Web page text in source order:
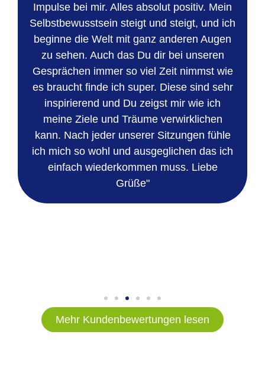
Impulse bei mir. Alles absolut positiv. Mein
Selbstbewusstsein steigt und steigt, und ich
beginne die Welt mit ganz anderen Augen
zu sehen. Auch das Du dir bei unseren
Gesprächen immer so viel Zeit nimmst wie
es braucht finde ich super. Diese sind sehr
inspirierend und Du zeigst mir wie ich
meine Ziele und Träume verwirklichen
kann. Nach jeder unserer Sitzungen fühle
ich mich so wohl und ausgeglichen das ich
einfach wiederkommen muss. Liebe
Grüße"
Mehr Kundenbewertungen lesen